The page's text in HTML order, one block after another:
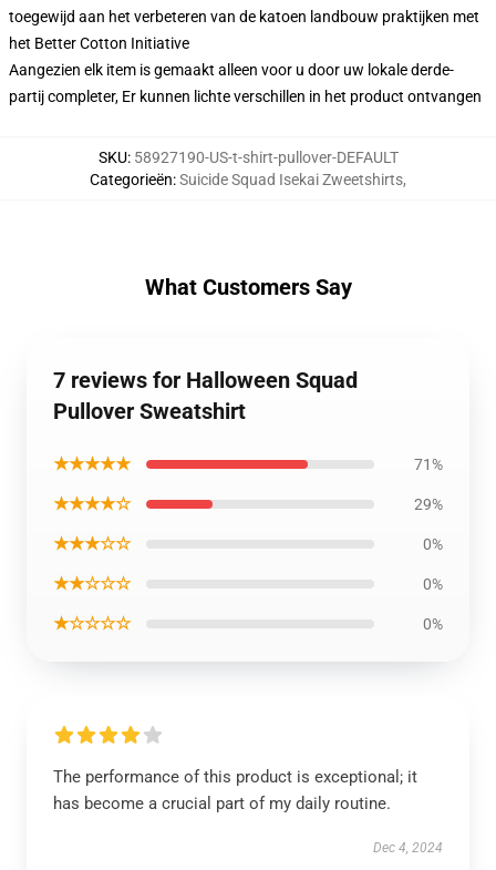
toegewijd aan het verbeteren van de katoen landbouw praktijken met
het Better Cotton Initiative
Aangezien elk item is gemaakt alleen voor u door uw lokale derde-
partij completer, Er kunnen lichte verschillen in het product ontvangen
SKU: 58927190-US-t-shirt-pullover-DEFAULT
Categorieën:Suicide Squad Isekai Zweetshirts,
What Customers Say
7 reviews for Halloween Squad
Pullover Sweatshirt
★★★★★ 71%
★★★★☆ 29%
★★★☆☆ 0%
★★☆☆☆ 0%
★☆☆☆☆ 0%
The performance of this product is exceptional; it
has become a crucial part of my daily routine.
Dec 4, 2024